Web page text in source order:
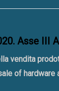
Asse III
vendita
of